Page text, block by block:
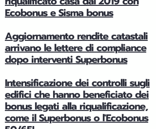
Ecobonus e Sisma bonus
Aggiornamento rendite catastali
arrivano le lettere di compliance
dopo interventi Superbonus
Intensificazione dei controlli sugli
edifici che hanno beneficiato dei
bonus legati alla riqualificazione,
come il Superbonus o l'Ecobonus